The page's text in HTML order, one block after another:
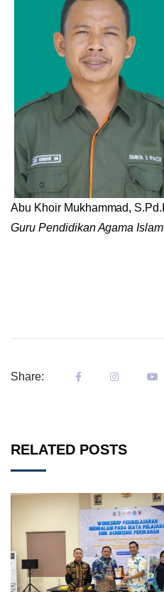
Abu Khoir Mukhammad, S.Pd.I
Guru Pendidikan Agama Islam
Share:
RELATED POSTS